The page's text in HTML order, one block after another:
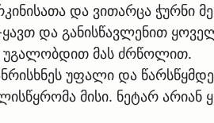
და ვითარცა ჭურნი
და განისწავლენით
უგალობდით მას ძრწოლით.
უფალი და
მისი. ნეტარ არიან